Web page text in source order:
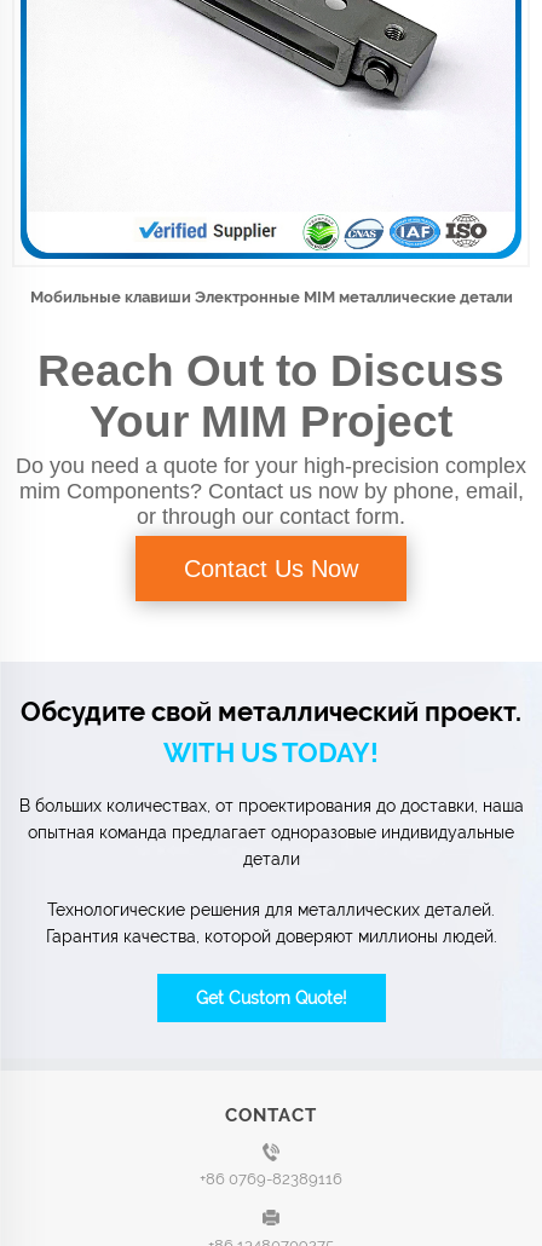
Мобильные клавиши Электронные MIM металлические детали
Reach Out to Discuss
Your MIM Project
Do you need a quote for your high-precision complex
mim Components? Contact us now by phone, email,
or through our contact form.
Contact Us Now
Обсудите свой металлический проект.
WITH US TODAY!
В больших количествах, от проектирования до доставки, наша
опытная команда предлагает одноразовые индивидуальные
детали
Технологические решения для металлических деталей.
Гарантия качества, которой доверяют миллионы людей.
Get Custom Quote!
CONTACT
+86 0769-82389116